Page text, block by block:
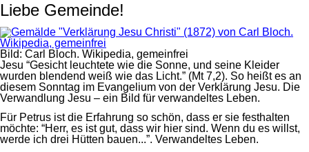
Liebe Gemeinde!
Bild: Carl Bloch. Wikipedia, gemeinfrei
Jesu “Gesicht leuchtete wie die Sonne, und seine Kleider
wurden blendend weiß wie das Licht.” (Mt 7,2). So heißt es an
diesem Sonntag im Evangelium von der Verklärung Jesu. Die
Verwandlung Jesu – ein Bild für verwandeltes Leben.
Für Petrus ist die Erfahrung so schön, dass er sie festhalten
möchte: “Herr, es ist gut, dass wir hier sind. Wenn du es willst,
werde ich drei Hütten bauen...”. Verwandeltes Leben.